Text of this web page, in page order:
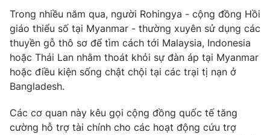
VTV4 Vươn mình bằng AI
VTV9 VTV8
Trong nhiều năm qua, người Rohingya - cộng đồng Hồi
giáo thiểu số tại Myanmar - thường xuyên sử dụng các
thuyền gỗ thô sơ để tìm cách tới Malaysia, Indonesia
hoặc Thái Lan nhằm thoát khỏi sự đàn áp tại Myanmar
hoặc điều kiện sống chật chội tại các trại tị nạn ở
Bangladesh.
Các cơ quan này kêu gọi cộng đồng quốc tế tăng
cường hỗ trợ tài chính cho các hoạt động cứu trợ